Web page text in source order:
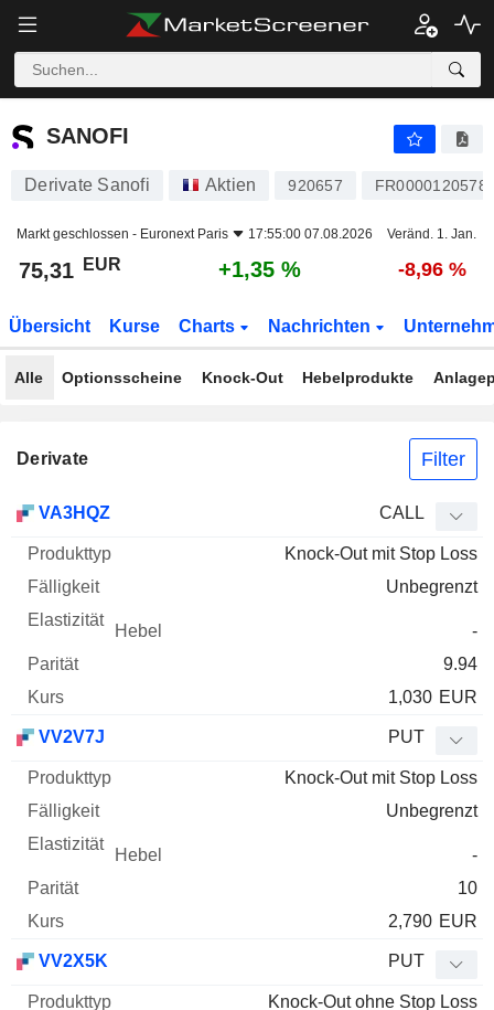
SANOFI
SANOFI
Derivate Sanofi Aktien 920657 FR0000120578
Markt geschlossen - Euronext Paris 17:55:00 07.08.2026 Veränd. 1. Jan.
75,31 EUR +1,35 % -8,96 %
Übersicht Kurse Charts Nachrichten
Alle Optionsscheine Knock-Out Hebelprodukte
Derivate Filter
WKN Typ Produkttyp Hebel Parität
VA3HQZ CALL
Knock-Out mit Stop Loss
Unbegrenzt
-
9.94
1,030 EUR
VV2V7J PUT
Knock-Out mit Stop Loss
Unbegrenzt
-
10
2,790 EUR
VV2X5K PUT
Knock-Out ohne Stop Loss